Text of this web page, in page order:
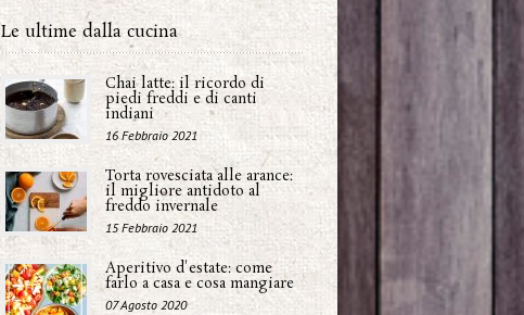
Le ultime dalla cucina
Chai latte: il ricordo di
piedi freddi e di canti
indiani
16 Febbraio 2021
Torta rovesciata alle arance:
il migliore antidoto al
freddo invernale
15 Febbraio 2021
Aperitivo d'estate: come
farlo a casa e cosa mangiare
07 Agosto 2020